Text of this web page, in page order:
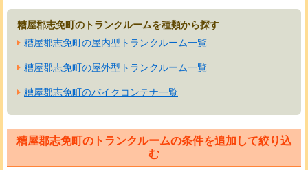
糟屋郡志免町のトランクルームを種類から探す
糟屋郡志免町の屋内型トランクルーム一覧
糟屋郡志免町の屋外型トランクルーム一覧
糟屋郡志免町のバイクコンテナ一覧
糟屋郡志免町のトランクルームの条件を追加して絞り込
む